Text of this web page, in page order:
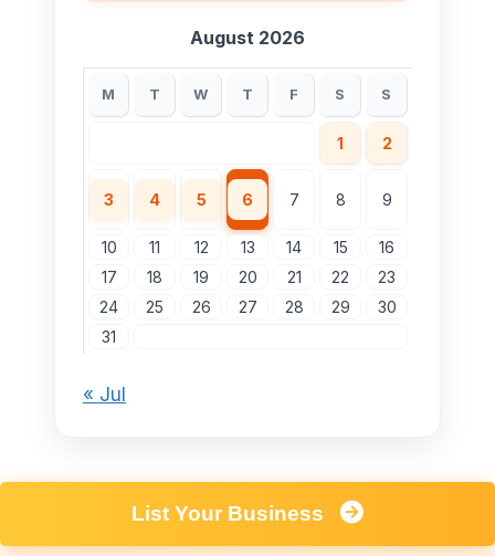
August 2026
M T W T F S S
1 2
3 4 5 6 7 8 9
10 11 12 13 14 15
16
17
18 19 20 21 22
23
24
25 26 27 28 29
30
31
« Jul
List Your Business